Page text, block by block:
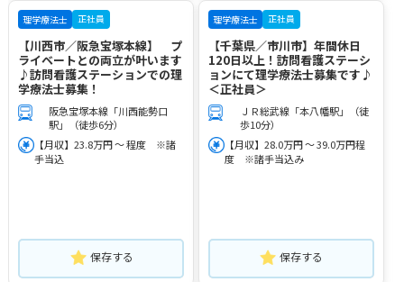
理学療法士 正社員
【川西市／阪急宝塚本線】 プ
ライベートとの両立が叶います
♪訪問看護ステーションでの理
学療法士募集！
阪急宝塚本線「川西能勢口
駅」（徒歩6分）
【月収】23.8万円 ～ 程度 ※諸
手当込
保存する
理学療法士 正社員
【千葉県／市川市】年間休日
120日以上！訪問看護ステーシ
ョンにて理学療法士募集です♪
＜正社員＞
ＪＲ総武線「本八幡駅」（徒
歩10分）
【月収】28.0万円 ～ 39.0万円程
度 ※諸手当込み
保存する